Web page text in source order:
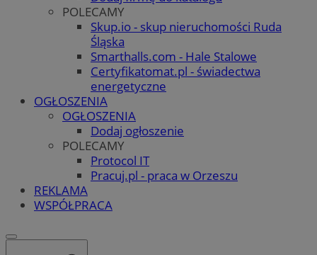
POLECAMY
Skup.io - skup nieruchomości Ruda
Śląska
Smarthalls.com - Hale Stalowe
Certyfikatomat.pl - świadectwa
energetyczne
OGŁOSZENIA
OGŁOSZENIA
Dodaj ogłoszenie
POLECAMY
Protocol IT
Pracuj.pl - praca w Orzeszu
REKLAMA
WSPÓŁPRACA